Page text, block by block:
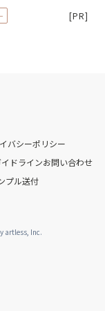
[PR]
バシーポリシー
ドラインお問い合わせ
プル送付
artless, Inc.